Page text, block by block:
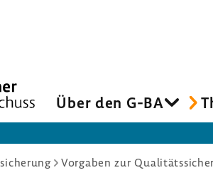
Über den G-BA
Vorgaben zur